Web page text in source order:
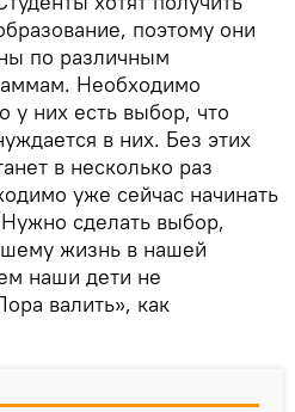
поэтому они
по различным
Необходимо
у них есть выбор, что
в них. Без этих
в несколько раз
уже сейчас начинать
сделать выбор,
жизнь в нашей
наши дети не
валить», как